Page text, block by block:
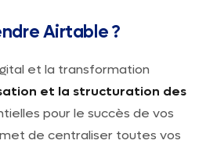
Airtable ?
et la transformation
et la structuration des
pour le succès de vos
de centraliser toutes vos